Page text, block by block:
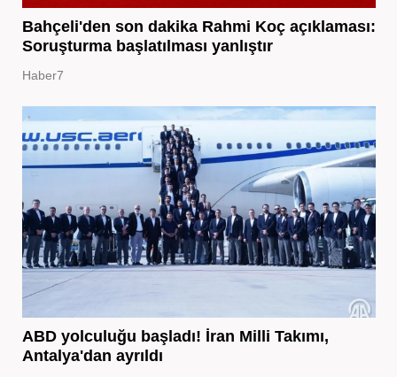
Bahçeli'den son dakika Rahmi Koç açıklaması:
Soruşturma başlatılması yanlıştır
Haber7
ABD yolculuğu başladı! İran Milli Takımı,
Antalya'dan ayrıldı